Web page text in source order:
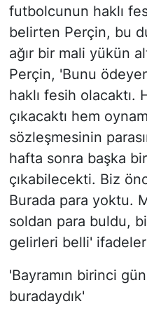
futbolcunun haklı
belirten Perçin, bu
ağır bir mali yükün
Perçin, 'Bunu
haklı fesih olacaktı.
çıkacaktı hem
sözleşmesinin
hafta sonra başka
çıkabilecekti. Biz
Burada para yoktu.
soldan para buldu,
gelirleri belli'
'Bayramın birinci
buradaydık'